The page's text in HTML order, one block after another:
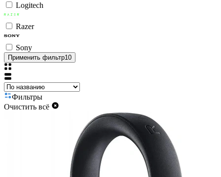
Logitech
Razer
Sony
Применить фильтр10
Фильтры
Очистить всё